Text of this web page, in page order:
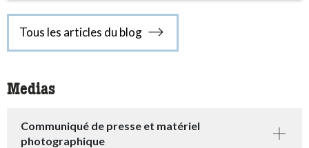
Tous les articles du blog
Medias
Communiqué de presse et matériel
photographique